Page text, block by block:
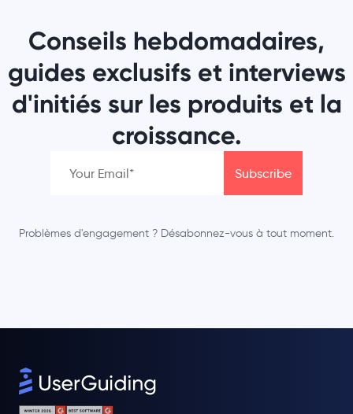
Conseils hebdomadaires,
guides exclusifs et interviews
d'initiés sur les produits et la
croissance.
Problèmes d'engagement ? Désabonnez-vous à tout moment.